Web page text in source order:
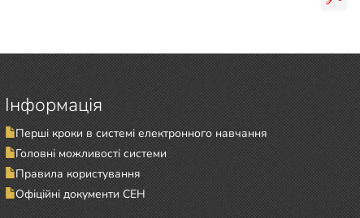
Інформація
Перші кроки в системі електронного навчання
Головні можливості системи
Правила користування
Офіційні документи СЕН